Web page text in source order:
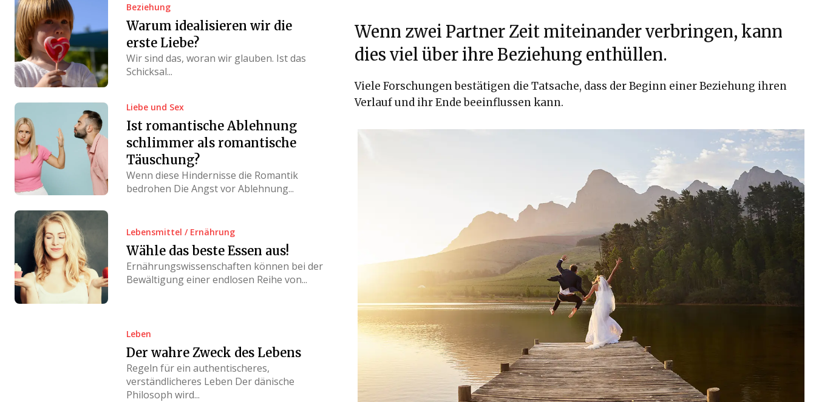
Beziehung
Warum idealisieren wir die
erste Liebe?
Wir sind das, woran wir glauben. Ist das
Schicksal...
Liebe und Sex
Ist romantische Ablehnung
schlimmer als romantische
Täuschung?
Wenn diese Hindernisse die Romantik
bedrohen Die Angst vor Ablehnung...
Lebensmittel / Ernährung
Wähle das beste Essen aus!
Ernährungswissenschaften können bei der
Bewältigung einer endlosen Reihe von...
Leben
Der wahre Zweck des Lebens
Regeln für ein authentischeres,
verständlicheres Leben Der dänische
Philosoph wird...
Wenn zwei Partner Zeit miteinander verbringen, kann
dies viel über ihre Beziehung enthüllen.
Viele Forschungen bestätigen die Tatsache, dass der Beginn einer Beziehung ihren
Verlauf und ihr Ende beeinflussen kann.